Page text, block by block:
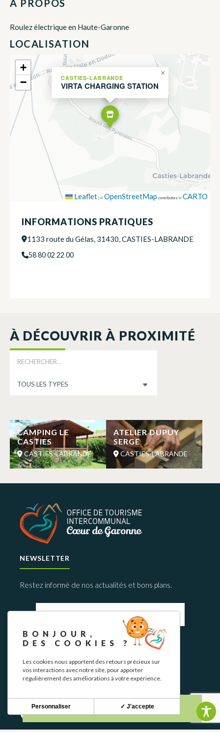
À PROPOS
Roulez électrique en Haute-Garonne
LOCALISATION
CASTIES-LABRANDE
VIRTA CHARGING STATION
×
+
−
Leaflet|©OpenStreetMap contributors ©CARTO
INFORMATIONS PRATIQUES
1133 route du Gélas, 31430, CASTIES-LABRANDE
58 80 02 22 00
À DÉCOUVRIR À PROXIMITÉ
CAMPING LE
CASTIES
CASTIES-LABRANDE
ATELIER DUPUY
SERGE
CASTIES-LABRANDE
NEWSLETTER
Restez informé de nos actualités et bons plans.
S'INSCRIRE
CONTACT
NOUS CONTACTER
05 62 02 01 79
BONJOUR,
DES COOKIES ?
Les cookies nous apportent des retours précieux sur
vos interactions avec notre site, pour apporter
régulièrement des améliorations à votre expérience.
✓ J'accepte
Personnaliser